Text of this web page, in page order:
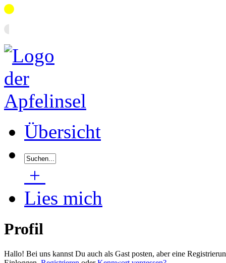
Übersicht
+
Lies mich
Profil
Hallo! Bei uns kannst Du auch als Gast posten, aber eine